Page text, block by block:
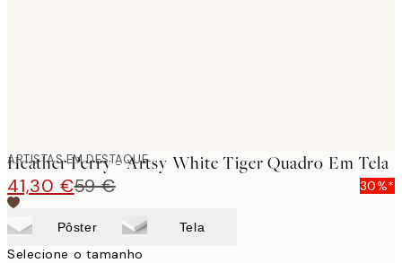
ARTISTAS EM DESTAQUE
Heather Perry - Artsy White Tiger Quadro Em Tela
41,30 €59 € 30%*
Pôster Tela
Selecione o tamanho